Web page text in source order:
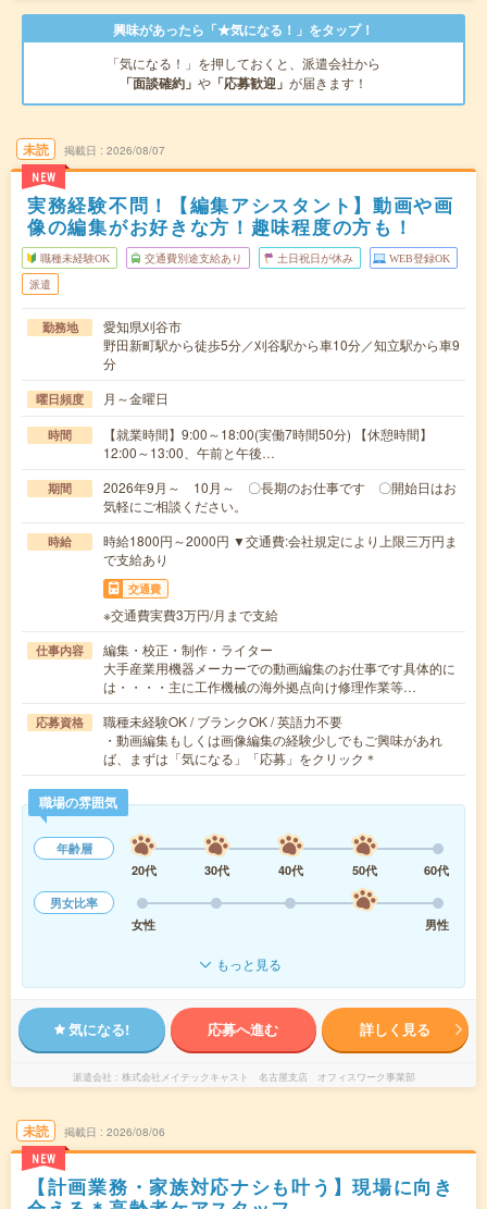
興味があったら「★気になる！」をタップ！
「気になる！」を押しておくと、派遣会社から
「面談確約」 や 「応募歓迎」 が届きます！
未読
NEW
掲載日 2026/08/07
実務経験不問！【編集アシスタント】動画や画
像の編集がお好きな方！趣味程度の方も！
職種未経験OK 交通費別途支給あり 土日祝日が休み WEB登録OK
派遣
勤務地
愛知県刈谷市
野田新町駅から徒歩5分／刈谷駅から車10分／知立駅から車9
分
曜日頻度 月～金曜日
時間
【就業時間】9:00～18:00(実働7時間50分) 【休憩時間】
12:00～13:00、午前と午後…
期間
2026年9月～ 10月～ 〇長期のお仕事です 〇開始日はお
気軽にご相談ください。
時給
時給1800円～2000円 ▼交通費:会社規定により上限三万円ま
で支給あり
交通費
※交通費実費3万円/月まで支給
仕事内容
編集・校正・制作・ライター
大手産業用機器メーカーでの動画編集のお仕事です具体的に
は・・・・主に工作機械の海外拠点向け修理作業等…
応募資格
職種未経験OK / ブランクOK / 英語力不要
・動画編集もしくは画像編集の経験少しでもご興味があれ
ば、まずは「気になる」「応募」をクリック＊
職場の雰囲気
年齢層
20代
30代 40代 50代
60代
男女比率
女性
男性
もっと見る
気になる! 応募へ進む 詳しく見る
派遣会社 株式会社メイテックキャスト 名古屋支店 オフィスワーク事業部
未読
NEW
掲載日 2026/08/06
【計画業務・家族対応ナシも叶う】現場に向き